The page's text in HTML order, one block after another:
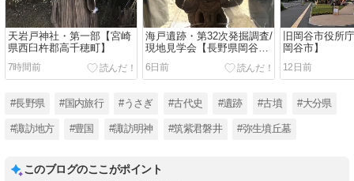
天岩戸神社・第一部【宮崎
県西臼杵郡高千穂町】
7時間前
海戸遺跡・第32次発掘調査/
現地見学会【長野県岡谷
市】
6日前
旧岡谷市役所
岡谷市】
12日前
#長野県 #国内旅行 #うさぎ #古代史 #遺跡 #古墳 #大分県
#諏訪地方 #豊国 #諏訪明神 #筑紫君磐井 #弥生墳丘墓
このブログのここがポイント